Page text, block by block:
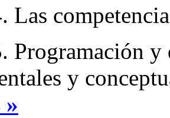
Las
Programación y
y
»